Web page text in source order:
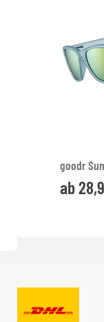
goodr
ab